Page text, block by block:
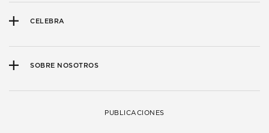
CELEBRA
SOBRE NOSOTROS
PUBLICACIONES